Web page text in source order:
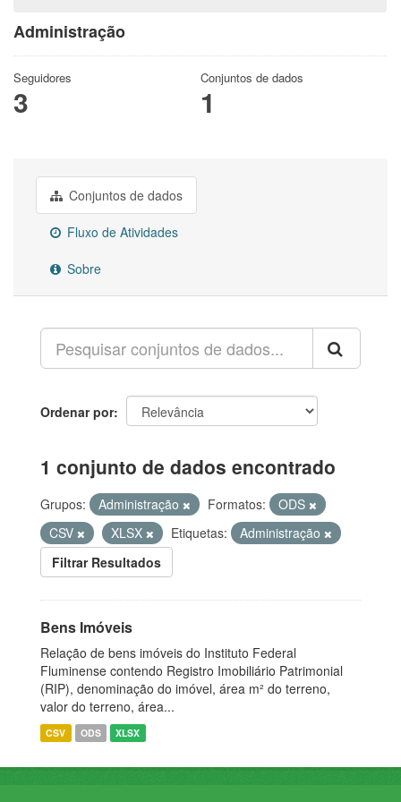
Administração
Seguidores
3
Conjuntos de dados
1
Conjuntos de dados
Fluxo de Atividades
Sobre
Ordenar por
1 conjunto de dados encontrado
Grupos: Administração Formatos:
ODS
CSV
XLSX Etiquetas:
Administração
Filtrar Resultados
Bens Imóveis
Relação de bens imóveis do Instituto Federal
Fluminense contendo Registro Imobiliário Patrimonial
(RIP), denominação do imóvel, área m² do terreno,
valor do terreno, área...
CSV ODS XLSX